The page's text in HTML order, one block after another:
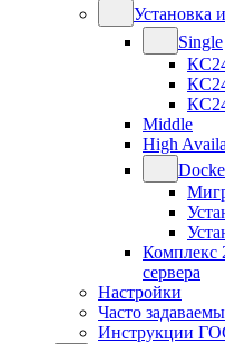
Установка
Single
Middle
High
Комплекс
сервера
Настройки
Часто
Инструкции